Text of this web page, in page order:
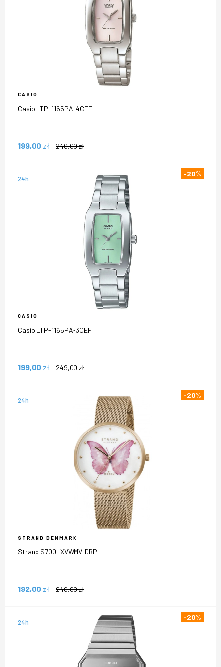
CASIO
Casio LTP-1165PA-4CEF
199,00 zł 249,00zł
24h
-20%
CASIO
Casio LTP-1165PA-3CEF
199,00 zł 249,00zł
24h
-20%
STRAND DENMARK
Strand S700LXVWMV-DBP
192,00 zł 240,00zł
24h
-20%